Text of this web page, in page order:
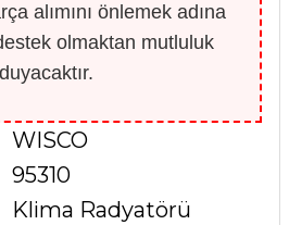
alımını önlemek adına
olmaktan mutluluk
duyacaktır.
WISCO
95310
Klima Radyatörü